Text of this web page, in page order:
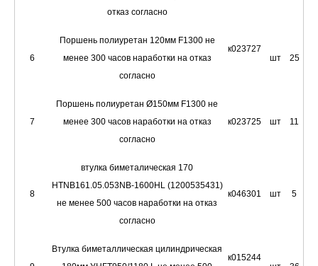
отказ согласно
6
Поршень полиуретан 120мм F1300 не
менее 300 часов наработки на отказ
согласно
к023727
шт
25
7
Поршень полиуретан Ø150мм F1300 не
менее 300 часов наработки на отказ
согласно
к023725 шт 11
8
втулка биметалическая 170
HTNB161.05.053NB-1600HL (1200535431)
не менее 500 часов наработки на отказ
согласно
к046301 шт 5
Втулка биметаллическая цилиндрическая
к015244